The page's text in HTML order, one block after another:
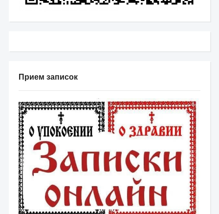
Прием записок